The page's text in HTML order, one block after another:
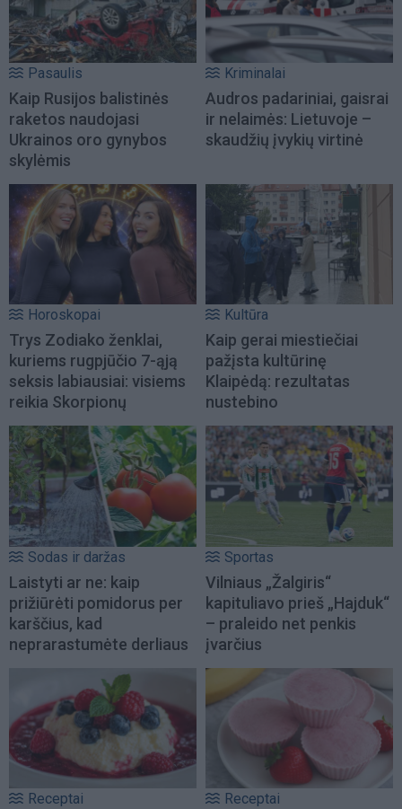
Pasaulis
Kaip Rusijos balistinės
raketos naudojasi
Ukrainos oro gynybos
skylėmis
Kriminalai
Audros padariniai, gaisrai
ir nelaimės: Lietuvoje –
skaudžių įvykių virtinė
Horoskopai
Trys Zodiako ženklai,
kuriems rugpjūčio 7-ąją
seksis labiausiai: visiems
reikia Skorpionų
Kultūra
Kaip gerai miestiečiai
pažįsta kultūrinę
Klaipėdą: rezultatas
nustebino
Sodas ir daržas
Laistyti ar ne: kaip
prižiūrėti pomidorus per
karščius, kad
neprarastumėte derliaus
Sportas
Vilniaus „Žalgiris“
kapituliavo prieš „Hajduk“
– praleido net penkis
įvarčius
Receptai Receptai